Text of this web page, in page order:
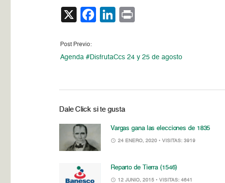
X Facebook
LinkedIn
Post Previo:
Agenda #DisfrutaCcs 24 y 25 de agosto
Dale Click si te gusta
Vargas gana las elecciones de 1835
24 ENERO, 2020 • VISITAS: 3919
Reparto de Tierra (1546)
12 JUNIO, 2015 • VISITAS: 4641